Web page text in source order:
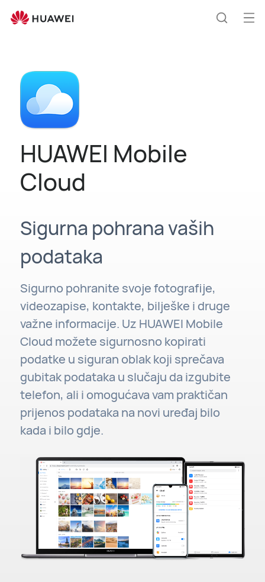
Mobile
HUAWEI Mobile
Cloud
Sigurna pohrana vaših
podataka
Sigurno pohranite svoje fotografije,
videozapise, kontakte, bilješke i druge
važne informacije. Uz HUAWEI Mobile
Cloud možete sigurnosno kopirati
podatke u siguran oblak koji sprečava
gubitak podataka u slučaju da izgubite
telefon, ali i omogućava vam praktičan
prijenos podataka na novi uređaj bilo
kada i bilo gdje.